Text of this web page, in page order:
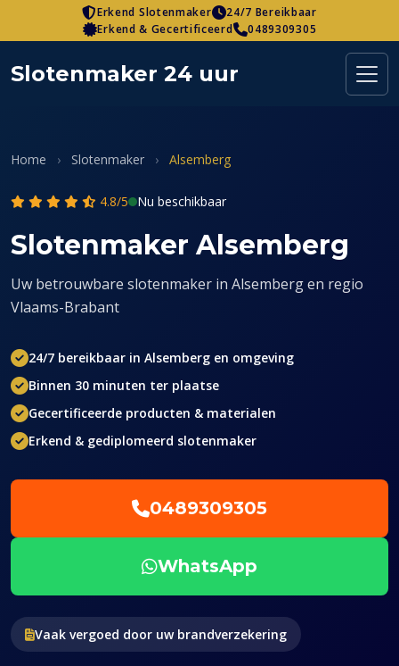
to
content
Erkend Slotenmaker
24/7 Bereikbaar
Erkend & Gecertificeerd
0489309305
Slotenmaker 24 uur
Home › Slotenmaker › Alsemberg
4.8/5 Nu beschikbaar
Slotenmaker Alsemberg
Uw betrouwbare slotenmaker in Alsemberg en regio
Vlaams-Brabant
24/7 bereikbaar in Alsemberg en omgeving
Binnen 30 minuten ter plaatse
Gecertificeerde producten & materialen
Erkend & gediplomeerd slotenmaker
0489309305
WhatsApp
Vaak vergoed door uw brandverzekering